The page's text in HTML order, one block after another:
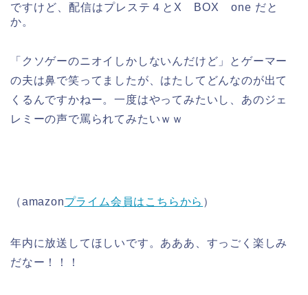
ですけど、配信はプレステ４とX BOX one だと
か。
「クソゲーのニオイしかしないんだけど」とゲーマー
の夫は鼻で笑ってましたが、はたしてどんなのが出て
くるんですかねー。一度はやってみたいし、あのジェ
レミーの声で罵られてみたいｗｗ
（amazonプライム会員はこちらから ）
年内に放送してほしいです。あああ、すっごく楽しみ
だなー！！！